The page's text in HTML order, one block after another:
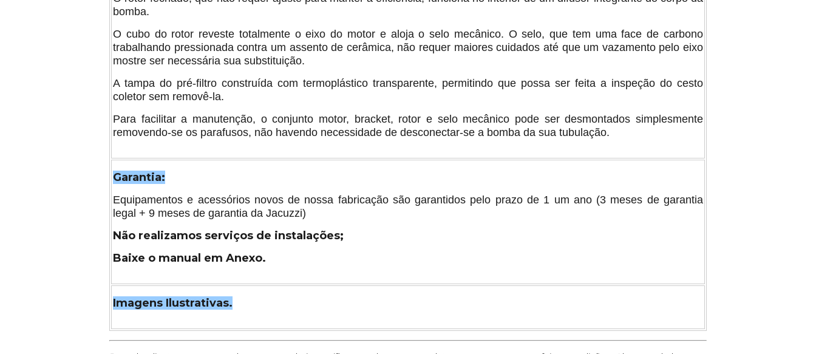
bomba.
O cubo do rotor reveste totalmente o eixo do motor e aloja o selo mecânico. O selo, que tem uma face de carbono
trabalhando pressionada contra um assento de cerâmica, não requer maiores cuidados até que um vazamento pelo eixo
mostre ser necessária sua substituição.
A tampa do pré-filtro construída com termoplástico transparente, permitindo que possa ser feita a inspeção do cesto
coletor sem removê-la.
Para facilitar a manutenção, o conjunto motor, bracket, rotor e selo mecânico pode ser desmontados simplesmente
removendo-se os parafusos, não havendo necessidade de desconectar-se a bomba da sua tubulação.
Garantia:
Equipamentos e acessórios novos de nossa fabricação são garantidos pelo prazo de 1 um ano (3 meses de garantia
legal + 9 meses de garantia da Jacuzzi)
Não realizamos serviços de instalações;
Baixe o manual em Anexo.
Imagens Ilustrativas.